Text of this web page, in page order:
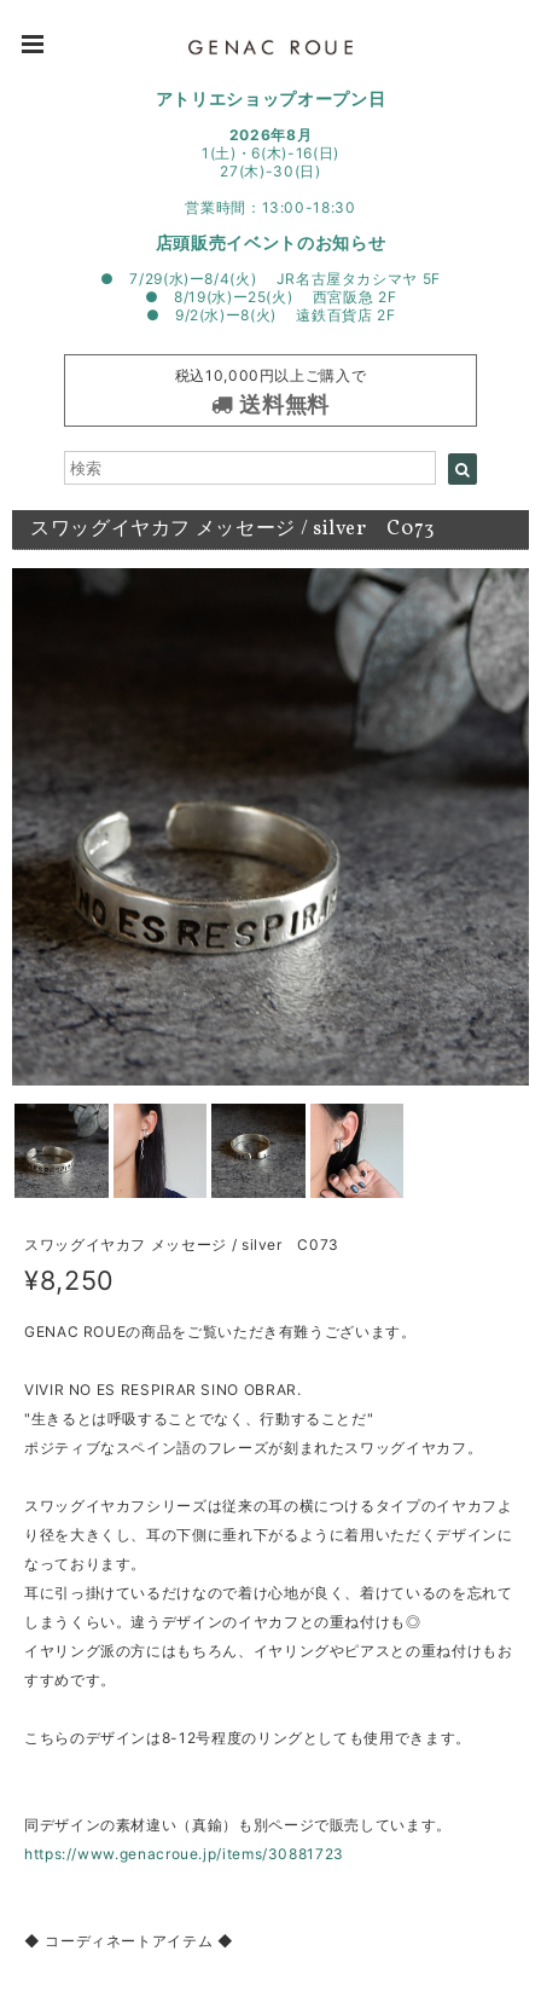
アトリエショップオープン日
2026年8月
1(土)・6(木)-16(日)
27(木)-30(日)
営業時間：13:00-18:30
店頭販売イベントのお知らせ
● 7/29(水)ー8/4(火) JR名古屋タカシマヤ 5F
● 8/19(水)ー25(火) 西宮阪急 2F
● 9/2(水)ー8(火) 遠鉄百貨店 2F
税込10,000円以上ご購入で
送料無料
スワッグイヤカフ メッセージ / silver C073
スワッグイヤカフ メッセージ / silver C073
¥8,250
GENAC ROUEの商品をご覧いただき有難うございます。
VIVIR NO ES RESPIRAR SINO OBRAR.
"生きるとは呼吸することでなく、行動することだ"
ポジティブなスペイン語のフレーズが刻まれたスワッグイヤカフ。
スワッグイヤカフシリーズは従来の耳の横につけるタイプのイヤカフよ
り径を大きくし、耳の下側に垂れ下がるように着用いただくデザインに
なっております。
耳に引っ掛けているだけなので着け心地が良く、着けているのを忘れて
しまうくらい。違うデザインのイヤカフとの重ね付けも◎
イヤリング派の方にはもちろん、イヤリングやピアスとの重ね付けもお
すすめです。
こちらのデザインは8-12号程度のリングとしても使用できます。
同デザインの素材違い（真鍮）も別ページで販売しています。
https://www.genacroue.jp/items/30881723
◆ コーディネートアイテム ◆